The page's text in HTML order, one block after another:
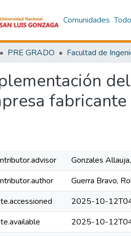
Comunidades
PRE GRADO
Gonzales
Guerra Bravo,
2025-10-
2025-10-